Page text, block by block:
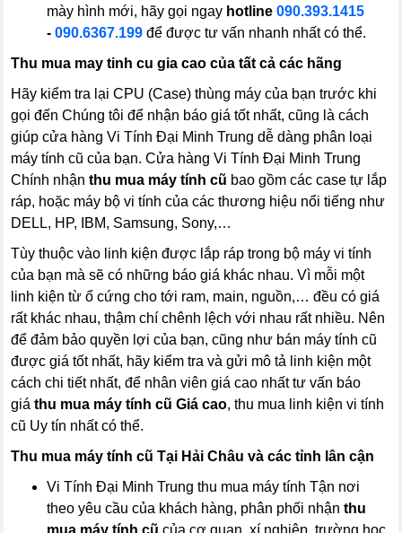
mày hình mới, hãy gọi ngay hotline090.393.1415
-090.6367.199 để được tư vấn nhanh nhất có thể.
Thu mua may tinh cu gia cao của tất cả các hãng
Hãy kiểm tra lại CPU (Case) thùng máy của bạn trước khi
gọi đến Chúng tôi để nhận báo giá tốt nhất, cũng là cách
giúp cửa hàng Vi Tính Đại Minh Trung dễ dàng phân loại
máy tính cũ của bạn. Cửa hàng Vi Tính Đại Minh Trung
Chính nhậnthu mua máy tính cũ bao gồm các case tự lắp
ráp, hoặc máy bộ vi tính của các thương hiệu nổi tiếng như
DELL, HP, IBM, Samsung, Sony,…
Tùy thuộc vào linh kiện được lắp ráp trong bộ máy vi tính
của bạn mà sẽ có những báo giá khác nhau. Vì mỗi một
linh kiện từ ổ cứng cho tới ram, main, nguồn,… đều có giá
rất khác nhau, thậm chí chênh lệch với nhau rất nhiều. Nên
để đảm bảo quyền lợi của bạn, cũng như bán máy tính cũ
được giá tốt nhất, hãy kiểm tra và gửi mô tả linh kiện một
cách chi tiết nhất, để nhân viên giá cao nhất tư vấn báo
giáthu mua máy tính cũ Giá cao, thu mua linh kiện vi tính
cũ Uy tín nhất có thể.
Thu mua máy tính cũ Tại Hải Châu và các tỉnh lân cận
Vi Tính Đại Minh Trung thu mua máy tính Tận nơi
theo yêu cầu của khách hàng, phân phối nhậnthu
mua máy tính cũ của cơ quan, xí nghiệp, trường học,